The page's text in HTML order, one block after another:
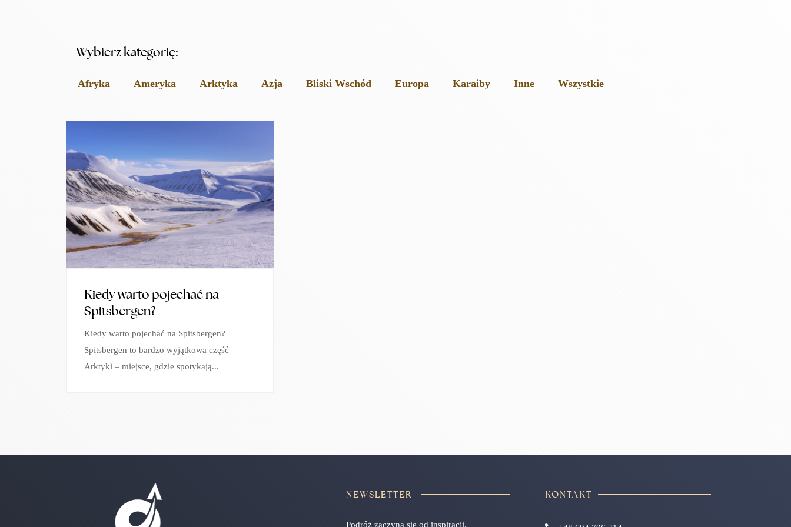
Wybierz kategorię:
Afryka Ameryka Arktyka Azja Bliski Wschód Europa Karaiby Inne Wszystkie
Kiedy warto pojechać na
Spitsbergen?
Kiedy warto pojechać na Spitsbergen?
Spitsbergen to bardzo wyjątkowa część
Arktyki – miejsce, gdzie spotykają...
NEWSLETTER
Podróż zaczyna się od inspiracji.
KONTAKT